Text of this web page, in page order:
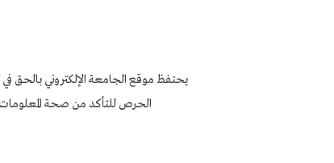
يحتفظ موقع الجامعة الإلكتروني بالحق
الحرص للتأكد من صحة المعلومات